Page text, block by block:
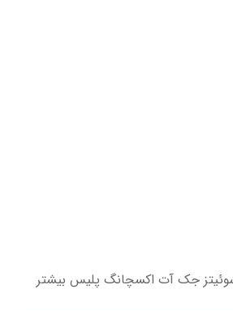
سوئیتز جک آت اکسچانگ پلیس بیشتر